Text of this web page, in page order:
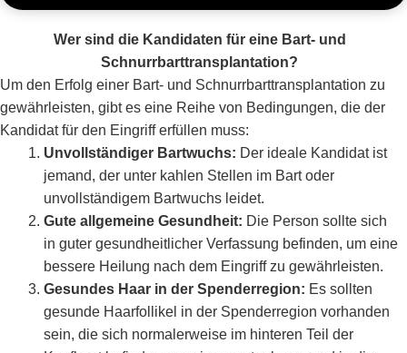
Wer sind die Kandidaten für eine Bart- und
Schnurrbarttransplantation?
Um den Erfolg einer Bart- und Schnurrbarttransplantation zu
gewährleisten, gibt es eine Reihe von Bedingungen, die der
Kandidat für den Eingriff erfüllen muss:
Unvollständiger Bartwuchs: Der ideale Kandidat ist
jemand, der unter kahlen Stellen im Bart oder
unvollständigem Bartwuchs leidet.
Gute allgemeine Gesundheit: Die Person sollte sich
in guter gesundheitlicher Verfassung befinden, um eine
bessere Heilung nach dem Eingriff zu gewährleisten.
Gesundes Haar in der Spenderregion: Es sollten
gesunde Haarfollikel in der Spenderregion vorhanden
sein, die sich normalerweise im hinteren Teil der